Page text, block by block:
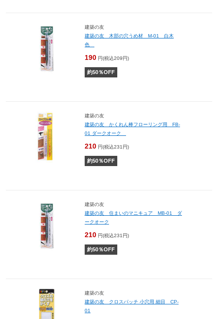
建築の友
建築の友 木部の穴うめ材 M-01 白木
色
190 円(税込209円)
約50％OFF
建築の友
建築の友 かくれん棒フローリング用 FB-
01 ダークオーク
210 円(税込231円)
約50％OFF
建築の友
建築の友 住まいのマニキュア MB-01 ダ
ークオーク
210 円(税込231円)
約50％OFF
建築の友
建築の友 クロスパッチ 小穴用 細目 CP-
01